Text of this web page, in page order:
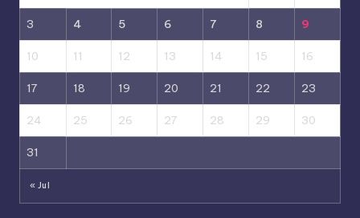
3 4 5 6 7 8 9
10 11 12 13 14 15 16
17 18 19 20 21 22 23
24 25 26 27 28 29 30
31
« Jul